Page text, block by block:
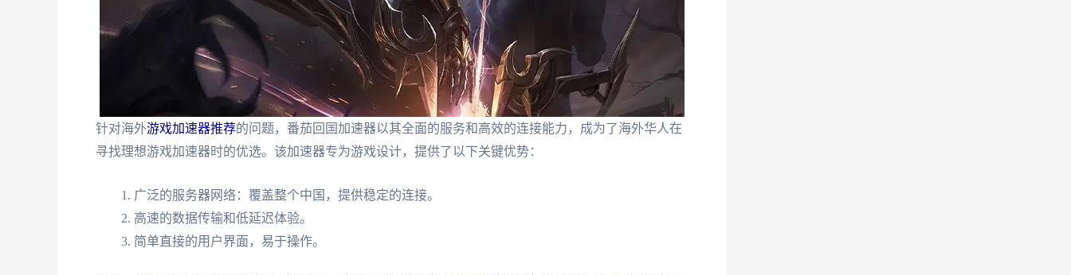
针对海外游戏加速器推荐的问题，番茄回国加速器以其全面的服务和高效的连接能力，成为了海外华人在
寻找理想游戏加速器时的优选。该加速器专为游戏设计，提供了以下关键优势：
广泛的服务器网络：覆盖整个中国，提供稳定的连接。
高速的数据传输和低延迟体验。
简单直接的用户界面，易于操作。